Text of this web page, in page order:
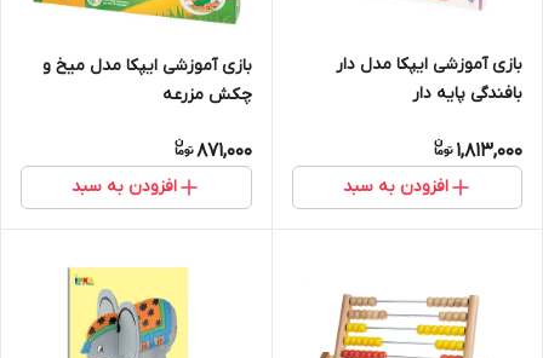
بازی آموزشی ایپکا مدل دار
بافندگی پایه دار
1,813,000
افزودن به سبد
بازی آموزشی ایپکا مدل میخ و
چکش مزرعه
871,000
افزودن به سبد